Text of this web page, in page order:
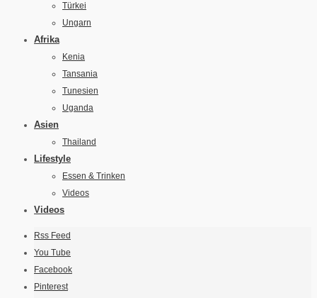
Türkei
Ungarn
Afrika
Kenia
Tansania
Tunesien
Uganda
Asien
Thailand
Lifestyle
Essen & Trinken
Videos
Videos
Rss Feed
You Tube
Facebook
Pinterest